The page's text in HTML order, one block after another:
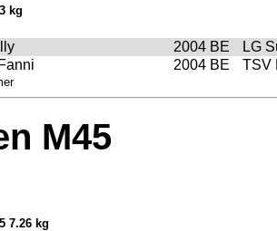
kg
2004 BE
LG
2004 BE TSV
M45
7.26 kg